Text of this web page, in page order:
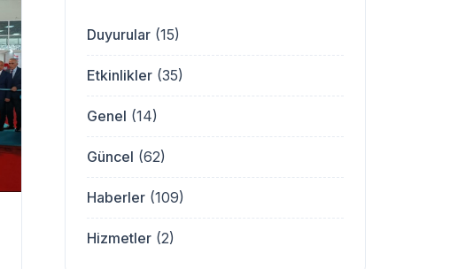
Duyurular (15)
Etkinlikler (35)
Genel (14)
Güncel (62)
Haberler (109)
Hizmetler (2)